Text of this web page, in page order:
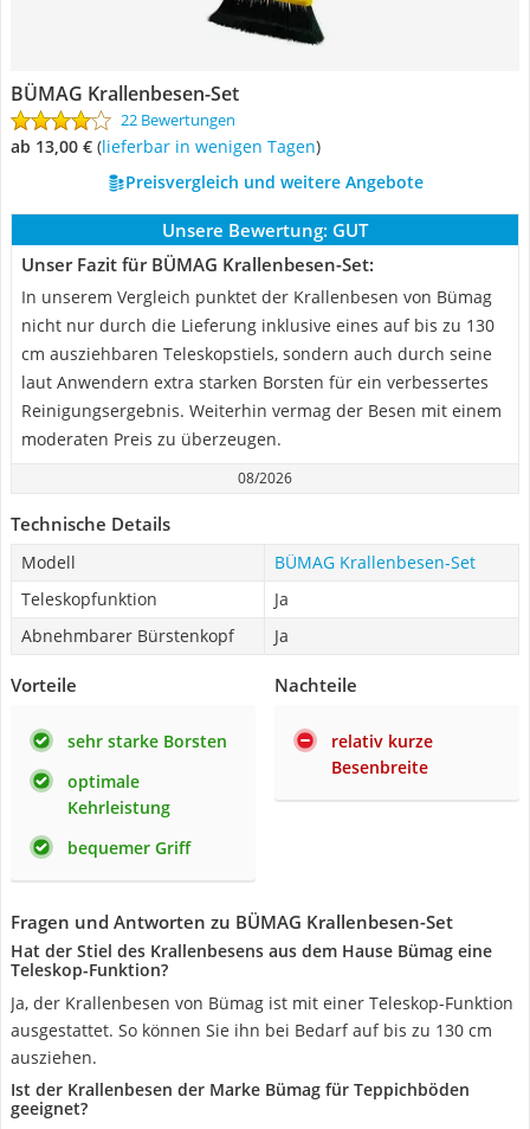
BÜMAG Krallenbesen-Set
22 Bewertungen
ab 13,00 € ( Lieferbar in wenigen Tagen)
Preisvergleich und weitere Angebote
Unsere Bewertung: GUT
Unser Fazit für BÜMAG Krallenbesen-Set:
In unserem Vergleich punktet der Krallenbesen von Bümag
nicht nur durch die Lieferung inklusive eines auf bis zu 130
cm ausziehbaren Teleskopstiels, sondern auch durch seine
laut Anwendern extra starken Borsten für ein verbessertes
Reinigungsergebnis. Weiterhin vermag der Besen mit einem
moderaten Preis zu überzeugen.
08/2026
Technische Details
Modell
BÜMAG Krallenbesen-Set
Teleskopfunktion
Ja
Abnehmbarer Bürstenkopf
Ja
Vorteile
sehr starke Borsten
optimale
Kehrleistung
bequemer Griff
Nachteile
relativ kurze
Besenbreite
Fragen und Antworten zu BÜMAG Krallenbesen-Set
Hat der Stiel des Krallenbesens aus dem Hause Bümag eine
Teleskop-Funktion?
Ja, der Krallenbesen von Bümag ist mit einer Teleskop-Funktion
ausgestattet. So können Sie ihn bei Bedarf auf bis zu 130 cm
ausziehen.
Ist der Krallenbesen der Marke Bümag für Teppichböden
geeignet?